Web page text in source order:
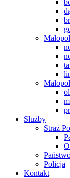
Służby
Straż
Policja
Kontakt